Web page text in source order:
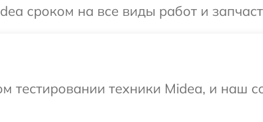
сроком на все виды работ и
тестировании техники Midea, и наш